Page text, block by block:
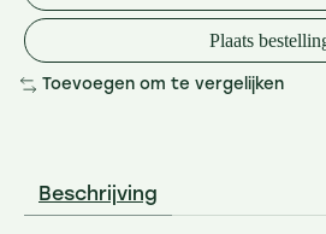
Plaats
Toevoegen om te vergelijken
Beschrijving